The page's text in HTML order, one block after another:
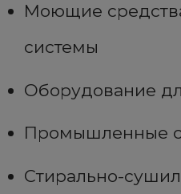
Моющие
системы
Оборудование
Промышленные
Стирально-